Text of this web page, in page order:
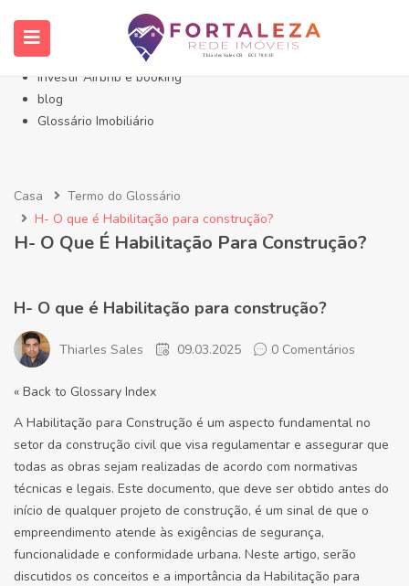
Início- Imóveis Fortaleza Eusébio
Imóveis em Fortaleza
Imóveis no Eusébio
Investir Airbnb e booking
blog
Glossário Imobiliário
Casa
Termo do Glossário
H- O que é Habilitação para construção?
H- O Que É Habilitação Para Construção?
H- O que é Habilitação para construção?
Thiarles Sales 09.03.2025 0 Comentários
« Back to Glossary Index
A Habilitação para Construção é um aspecto fundamental no
setor da construção civil que visa regulamentar e assegurar que
todas as obras sejam realizadas de acordo com normativas
técnicas e legais. Este documento, que deve ser obtido antes do
início de qualquer projeto de construção, é um sinal de que o
empreendimento atende às exigências de segurança,
funcionalidade e conformidade urbana. Neste artigo, serão
discutidos os conceitos e a importância da Habilitação para